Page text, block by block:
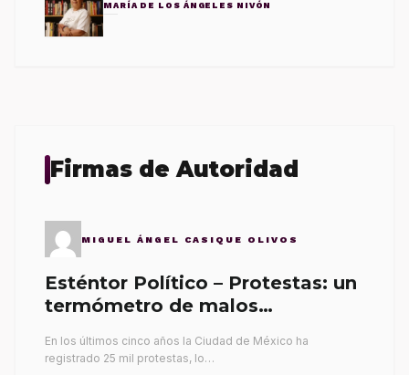
MARÍA DE LOS ÁNGELES NIVÓN
Firmas de Autoridad
MIGUEL ÁNGEL CASIQUE OLIVOS
Esténtor Político – Protestas: un
termómetro de malos
En los últimos cinco años la Ciudad de México ha
registrado 25 mil protestas, lo…